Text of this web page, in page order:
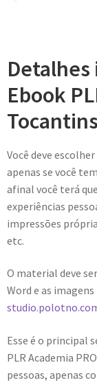
Ebook
Você deve
apenas se você
afinal você terá
experiências
impressões
etc.
O material deve
Word e as
Esse é o principal
PLR Academia
pessoas, apenas